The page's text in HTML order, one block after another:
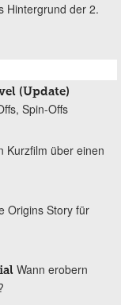
Hintergrund der 2.
(Update)
Spin-Offs
Kurzfilm über einen
Origins Story für
Wann erobern